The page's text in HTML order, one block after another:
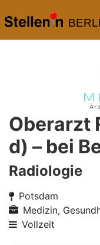
Oberarzt
d) – bei
Radiologie
Potsdam
Medizin,
Vollzeit